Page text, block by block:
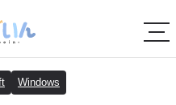
Windows